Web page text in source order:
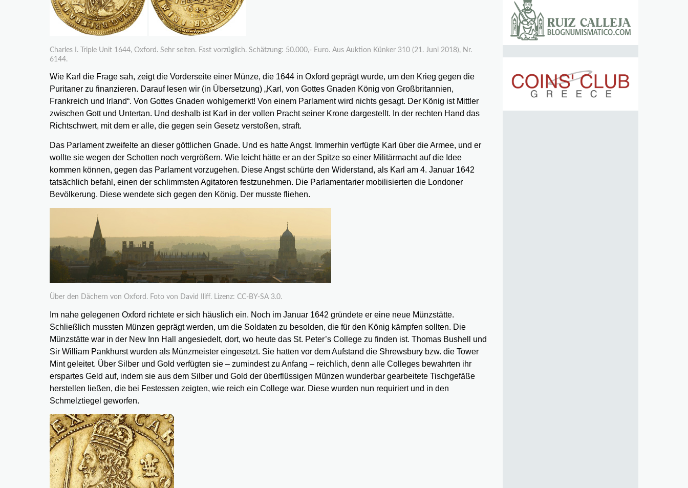
Charles I. Triple Unit 1644, Oxford. Sehr selten. Fast vorzüglich. Schätzung: 50.000,- Euro. Aus Auktion Künker 310 (21. Juni 2018), Nr.
6144.
Wie Karl die Frage sah, zeigt die Vorderseite einer Münze, die 1644 in Oxford geprägt wurde, um den Krieg gegen die
Puritaner zu finanzieren. Darauf lesen wir (in Übersetzung) „Karl, von Gottes Gnaden König von Großbritannien,
Frankreich und Irland“. Von Gottes Gnaden wohlgemerkt! Von einem Parlament wird nichts gesagt. Der König ist Mittler
zwischen Gott und Untertan. Und deshalb ist Karl in der vollen Pracht seiner Krone dargestellt. In der rechten Hand das
Richtschwert, mit dem er alle, die gegen sein Gesetz verstoßen, straft.
Das Parlament zweifelte an dieser göttlichen Gnade. Und es hatte Angst. Immerhin verfügte Karl über die Armee, und er
wollte sie wegen der Schotten noch vergrößern. Wie leicht hätte er an der Spitze so einer Militärmacht auf die Idee
kommen können, gegen das Parlament vorzugehen. Diese Angst schürte den Widerstand, als Karl am 4. Januar 1642
tatsächlich befahl, einen der schlimmsten Agitatoren festzunehmen. Die Parlamentarier mobilisierten die Londoner
Bevölkerung. Diese wendete sich gegen den König. Der musste fliehen.
Über den Dächern von Oxford. Foto von David Iliff. Lizenz: CC-BY-SA 3.0.
Im nahe gelegenen Oxford richtete er sich häuslich ein. Noch im Januar 1642 gründete er eine neue Münzstätte.
Schließlich mussten Münzen geprägt werden, um die Soldaten zu besolden, die für den König kämpfen sollten. Die
Münzstätte war in der New Inn Hall angesiedelt, dort, wo heute das St. Peter’s College zu finden ist. Thomas Bushell und
Sir William Pankhurst wurden als Münzmeister eingesetzt. Sie hatten vor dem Aufstand die Shrewsbury bzw. die Tower
Mint geleitet. Über Silber und Gold verfügten sie – zumindest zu Anfang – reichlich, denn alle Colleges bewahrten ihr
erspartes Geld auf, indem sie aus dem Silber und Gold der überflüssigen Münzen wunderbar gearbeitete Tischgefäße
herstellen ließen, die bei Festessen zeigten, wie reich ein College war. Diese wurden nun requiriert und in den
Schmelztiegel geworfen.